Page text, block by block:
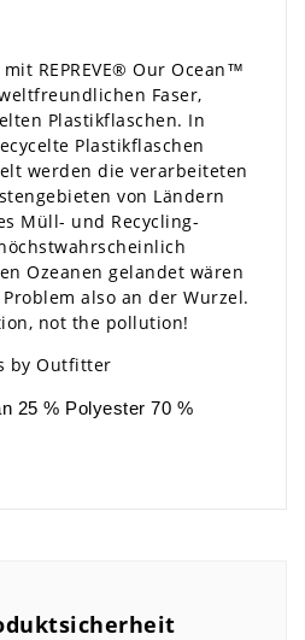
mit REPREVE®️ Our Ocean™
Faser,
Plastikflaschen. In
Plastikflaschen
werden die verarbeiteten
von Ländern
Müll- und Recycling-
Ozeanen gelandet wären
also an der Wurzel.
not the pollution!
by Outfitter
25 % Polyester 70 %